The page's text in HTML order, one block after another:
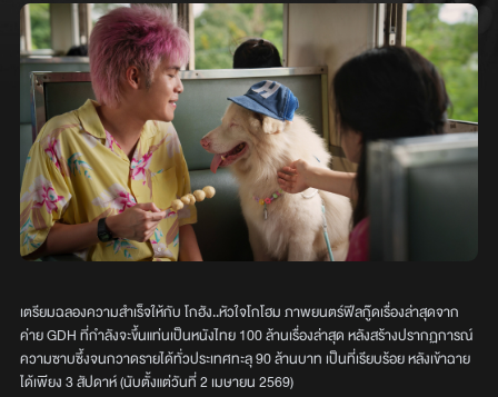
เตรียมฉลองความสำเร็จให้กับ โกฮัง..หัวใจโกโฮม ภาพยนตร์ฟีลกู๊ดเรื่องล่าสุดจาก
ค่าย GDH ที่กำลังจะขึ้นแท่นเป็นหนังไทย 100 ล้านเรื่องล่าสุด หลังสร้างปรากฏการณ์
ความซาบซึ้งจนกวาดรายได้ทั่วประเทศทะลุ 90 ล้านบาท เป็นที่เรียบร้อย หลังเข้าฉาย
ได้เพียง 3 สัปดาห์ (นับตั้งแต่วันที่ 2 เมษายน 2569)